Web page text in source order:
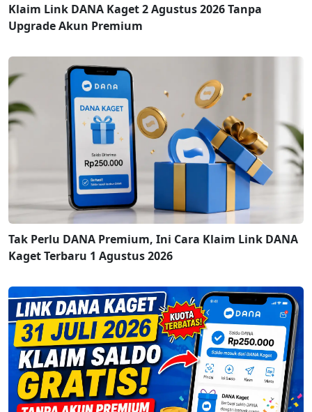
Klaim Link DANA Kaget 2 Agustus 2026 Tanpa
Upgrade Akun Premium
Tak Perlu DANA Premium, Ini Cara Klaim Link DANA
Kaget Terbaru 1 Agustus 2026